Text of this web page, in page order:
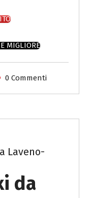
MIGLIORE
0 Commenti
Laveno-
da